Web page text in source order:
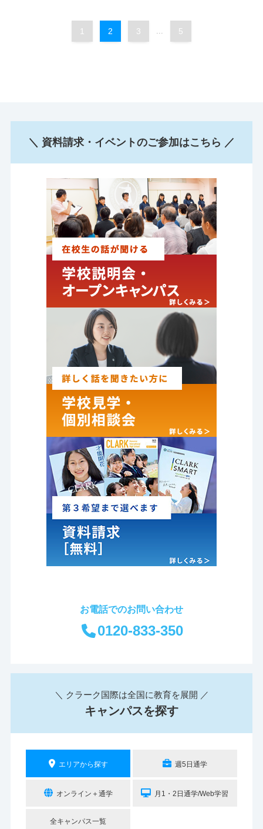
1 2 3 ... 5
＼ 資料請求・イベントのご参加はこちら ／
お電話でのお問い合わせ
0120-833-350
＼ クラーク国際は全国に教育を展開 ／
キャンパスを探す
エリアから探す 週5日通学
オンライン＋通学 月1・2日通学/Web学習
全キャンパス一覧